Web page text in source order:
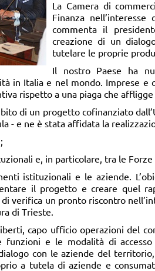
La Camera di
Finanza
commenta il
creazione di un
tutelare le proprie
Il nostro Paese ha
in Italia e nel mondo. Imprese
rispetto a una piaga che
di un progetto cofinanziato
- e ne è stata affidata la
e, in particolare, tra le
istituzionali e le aziende.
il progetto e creare quel
verifica un pronto riscontro
di Trieste.
capo ufficio operazioni del
e le modalità di accesso
con le aziende del
a tutela di aziende e